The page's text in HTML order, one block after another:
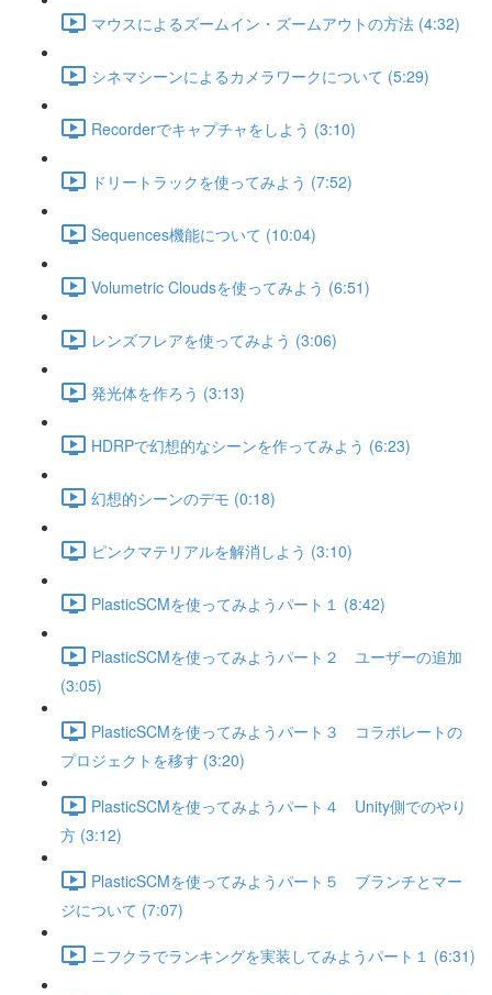
マウスによるズームイン・ズームアウトの方法 (4:32)
シネマシーンによるカメラワークについて (5:29)
Recorderでキャプチャをしよう (3:10)
ドリートラックを使ってみよう (7:52)
Sequences機能について (10:04)
Volumetric Cloudsを使ってみよう (6:51)
レンズフレアを使ってみよう (3:06)
発光体を作ろう (3:13)
HDRPで幻想的なシーンを作ってみよう (6:23)
幻想的シーンのデモ (0:18)
ピンクマテリアルを解消しよう (3:10)
PlasticSCMを使ってみようパート１ (8:42)
PlasticSCMを使ってみようパート２ ユーザーの追加
(3:05)
PlasticSCMを使ってみようパート３ コラボレートの
プロジェクトを移す (3:20)
PlasticSCMを使ってみようパート４ Unity側でのやり
方 (3:12)
PlasticSCMを使ってみようパート５ ブランチとマー
ジについて (7:07)
ニフクラでランキングを実装してみようパート１ (6:31)